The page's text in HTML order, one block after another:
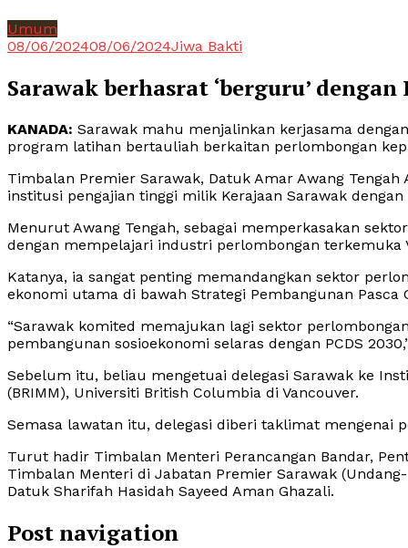
Umum
08/06/202408/06/2024Jiwa Bakti
Sarawak berhasrat ‘berguru’
KANADA: Sarawak mahu menjalinkan kerjasama
program latihan bertauliah berkaitan perlombongan
Timbalan Premier Sarawak, Datuk Amar Awang
institusi pengajian tinggi milik Kerajaan Sarawak
Menurut Awang Tengah, sebagai memperkasakan
dengan mempelajari industri perlombongan terkemuka
Katanya, ia sangat penting memandangkan sektor
ekonomi utama di bawah Strategi Pembangunan Pasca
“Sarawak komited memajukan lagi sektor
pembangunan sosioekonomi selaras dengan PCDS
Sebelum itu, beliau mengetuai delegasi Sarawak ke
(BRIMM), Universiti British Columbia di Vancouver.
Semasa lawatan itu, delegasi diberi taklimat mengenai
Turut hadir Timbalan Menteri Perancangan Bandar,
Timbalan Menteri di Jabatan Premier Sarawak
Datuk Sharifah Hasidah Sayeed Aman Ghazali.
Post navigation